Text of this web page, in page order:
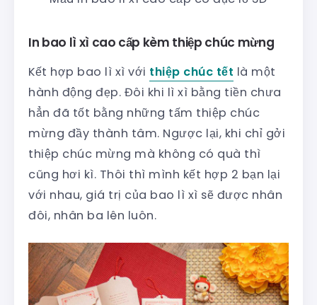
In bao lì xì cao cấp kèm thiệp chúc mừng
Kết hợp bao lì xì với thiệp chúc tết là một
hành động đẹp. Đôi khi lì xì bằng tiền chưa
hẳn đã tốt bằng những tấm thiệp chúc
mừng đầy thành tâm. Ngược lại, khi chỉ gởi
thiệp chúc mừng mà không có quà thì
cũng hơi kì. Thôi thì mình kết hợp 2 bạn lại
với nhau, giá trị của bao lì xì sẽ được nhân
đôi, nhân ba lên luôn.